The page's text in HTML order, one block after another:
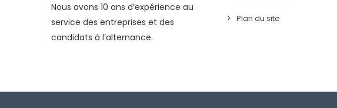
Nous avons 10 ans d’expérience au
service des entreprises et des
candidats à l’alternance.
Plan du site